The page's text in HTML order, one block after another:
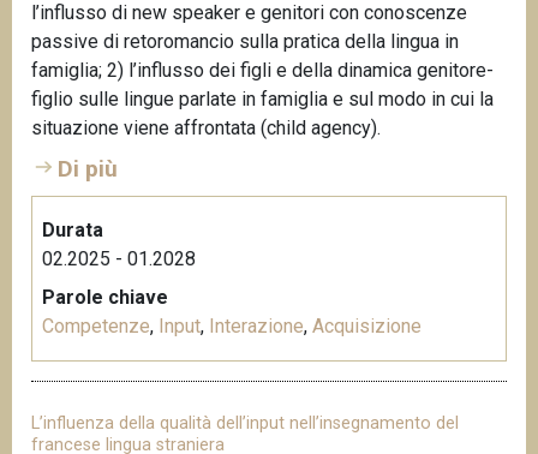
l’influsso di new speaker e genitori con conoscenze
passive di retoromancio sulla pratica della lingua in
famiglia; 2) l’influsso dei figli e della dinamica genitore-
figlio sulle lingue parlate in famiglia e sul modo in cui la
situazione viene affrontata (child agency).
Di più
Durata
02.2025 - 01.2028
Parole chiave
Competenze, Input, Interazione, Acquisizione
L’influenza della qualità dell’input nell’insegnamento del
francese lingua straniera